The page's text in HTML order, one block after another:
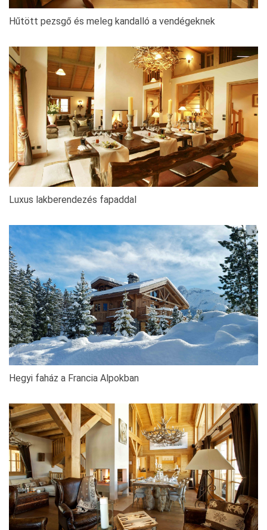
Hűtött pezsgő és meleg kandalló a vendégeknek
Luxus lakberendezés fapaddal
Hegyi faház a Francia Alpokban